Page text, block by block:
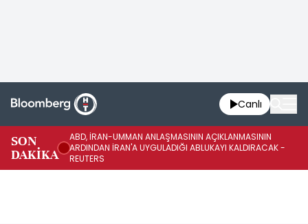
Canlı
SON
DAKİKA
ABD, İRAN-UMMAN ANLAŞMASININ AÇIKLANMASININ
ARDINDAN İRAN'A UYGULADIĞI ABLUKAYI KALDIRACAK -
REUTERS